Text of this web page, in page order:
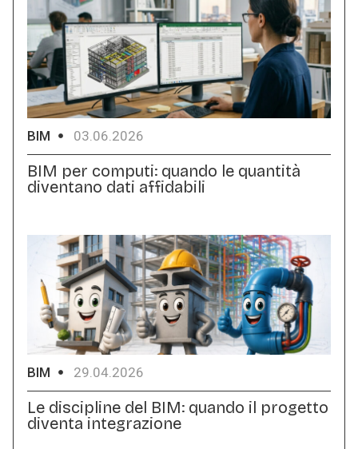
BIM 03.06.2026
BIM per computi: quando le quantità
diventano dati affidabili
BIM 29.04.2026
Le discipline del BIM: quando il progetto
diventa integrazione